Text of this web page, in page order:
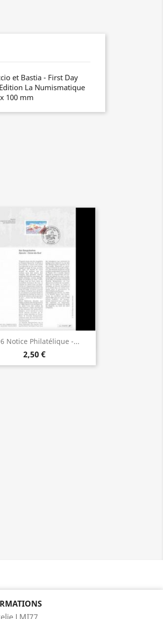
et Bastia - First Day
La Numismatique
100 mm
Notice Philatélique -...
2,50 €
Aperçu rapide